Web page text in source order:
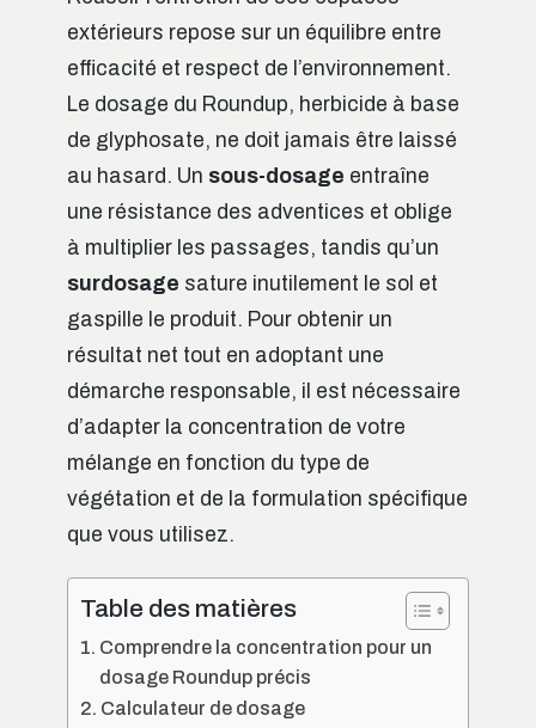
extérieurs repose sur un équilibre entre
efficacité et respect de l’environnement.
Le dosage du Roundup, herbicide à base
de glyphosate, ne doit jamais être laissé
au hasard. Un sous-dosage entraîne
une résistance des adventices et oblige
à multiplier les passages, tandis qu’un
surdosage sature inutilement le sol et
gaspille le produit. Pour obtenir un
résultat net tout en adoptant une
démarche responsable, il est nécessaire
d’adapter la concentration de votre
mélange en fonction du type de
végétation et de la formulation spécifique
que vous utilisez.
Table des matières
Comprendre la concentration pour un
dosage Roundup précis
Calculateur de dosage